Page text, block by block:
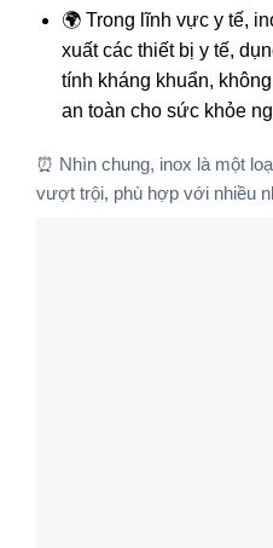
🌍 Trong lĩnh vực y tế,
xuất các thiết bị y tế,
tính kháng khuẩn,
an toàn cho sức khỏe
⏰ Nhìn chung, inox là một
vượt trội, phù hợp với nhiều